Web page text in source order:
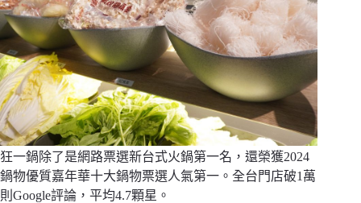
狂一鍋除了是網路票選新台式火鍋第一名，還榮獲2024
鍋物優質嘉年華十大鍋物票選人氣第一。全台門店破1萬
則Google評論，平均4.7顆星。